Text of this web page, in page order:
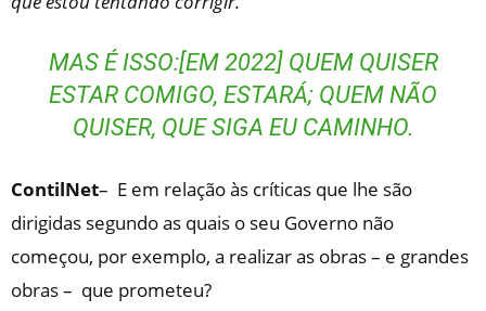
MAS É ISSO:[EM 2022] QUEM QUISER
ESTAR COMIGO, ESTARÁ; QUEM NÃO
QUISER, QUE SIGA EU CAMINHO.
ContilNet– E em relação às críticas que lhe são
dirigidas segundo as quais o seu Governo não
começou, por exemplo, a realizar as obras – e grandes
obras – que prometeu?